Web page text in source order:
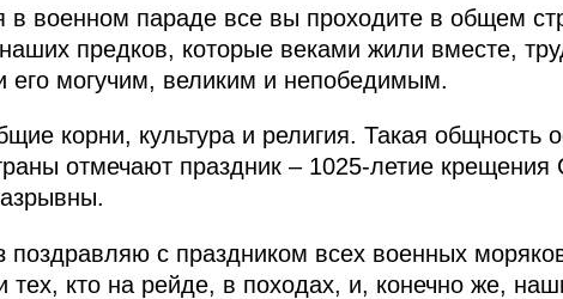
в военном параде все вы проходите в общем
предков, которые веками жили вместе,
его могучим, великим и непобедимым.
корни, культура и религия. Такая общность
отмечают праздник – 1025-летие
поздравляю с праздником всех военных
тех, кто на рейде, в походах, и, конечно же,